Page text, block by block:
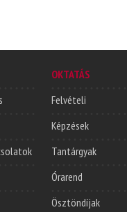
OKTATÁS
Felvételi
Képzések
Tantárgyak
Órarend
Ösztöndíjak